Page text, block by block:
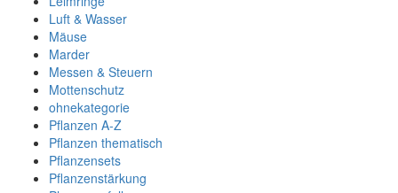
Luft & Wasser
Mäuse
Marder
Messen & Steuern
Mottenschutz
ohnekategorie
Pflanzen A-Z
Pflanzen thematisch
Pflanzensets
Pflanzenstärkung